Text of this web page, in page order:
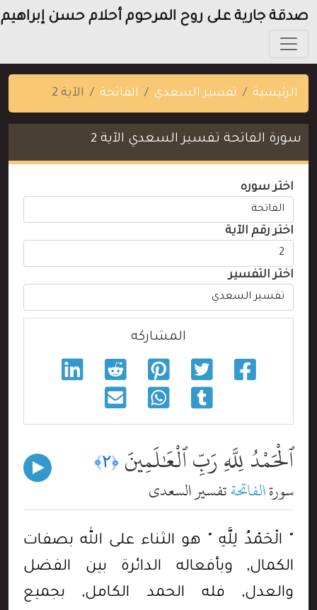
صدقة جارية على روح المرحوم أحلام حسن إبراهيم
الرئيسية تفسير السعدي الفاتحة الآية 2
سورة الفاتحة تفسير السعدي الآية 2
اختر سوره
اختر رقم الآية
اختر التفسير
المشاركه
ٱلْحَمْدُ لِلَّهِ رَبِّ ٱلْعَٰلَمِينَ ﴿٢﴾
سورةالفاتحةتفسير السعدي
" الْحَمْدُ لِلَّهِ " هو الثناء على الله بصفات
الكمال, وبأفعاله الدائرة بين الفضل
والعدل, فله الحمد الكامل, بجميع